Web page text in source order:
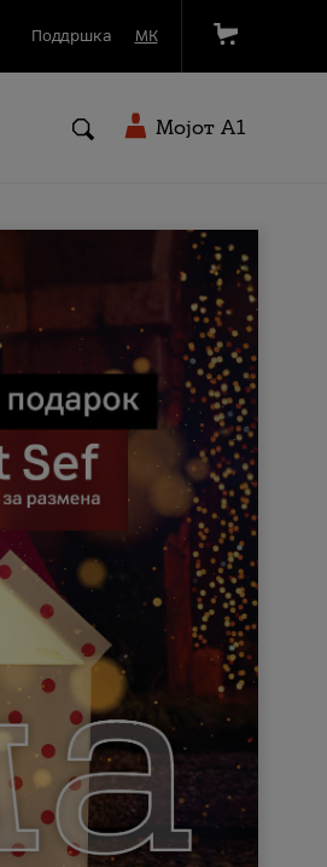
Поддршка МК
Мојот A1